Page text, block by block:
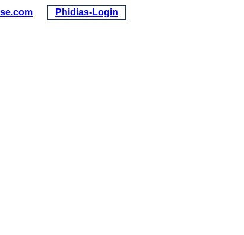
Phidias-Login